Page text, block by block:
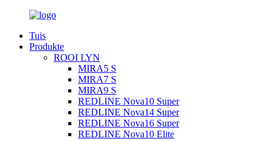
Tuis
Produkte
ROOI LYN
MIRA5 S
MIRA7 S
MIRA9 S
REDLINE Nova10 Super
REDLINE Nova14 Super
REDLINE Nova16 Super
REDLINE Nova10 Elite